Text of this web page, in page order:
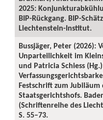
2025:
BIP-Rückgang. BIP-
Liechtenstein-Institut.
Bussjäger, Peter (2026):
Unparteilichkeit im
und Patricia Schiess
Festschrift zum Jubiläum
Staatsgerichtshofs.
(Schriftenreihe des
S. 55–73.